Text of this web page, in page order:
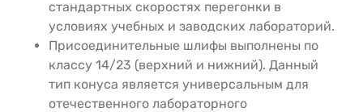
стандартных скоростях перегонки в
условиях учебных и заводских лабораторий.
Присоединительные шлифы выполнены по
классу 14/23 (верхний и нижний). Данный
тип конуса является универсальным для
отечественного лабораторного